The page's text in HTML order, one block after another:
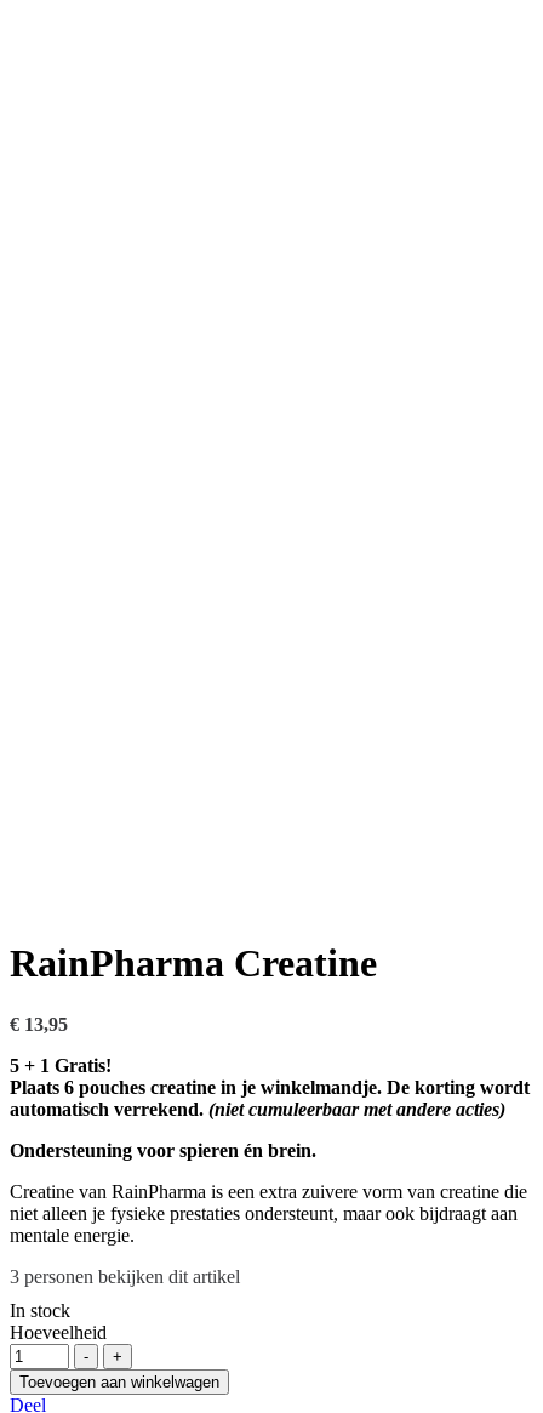
RainPharma Creatine
€ 13,95
5 + 1 Gratis!
Plaats 6 pouches creatine in je winkelmandje. De korting wordt
automatisch verrekend. (niet cumuleerbaar met andere acties)
Ondersteuning voor spieren én brein.
Creatine van RainPharma is een extra zuivere vorm van creatine die
niet alleen je fysieke prestaties ondersteunt, maar ook bijdraagt aan
mentale energie.
3 personen bekijken dit artikel
In stock
Hoeveelheid
-
+
Toevoegen aan winkelwagen
Deel